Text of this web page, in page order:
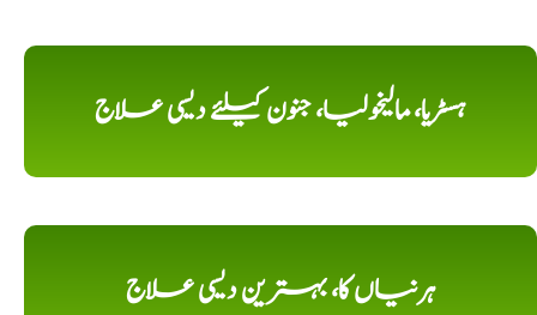
ہسٹریا، مالیخولیا، جنون کیلئے دیسی علاج
ہرنیاں کا، بہترین دیسی علاج